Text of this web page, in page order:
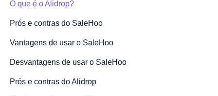
O que é o Alidrop?
Prós e contras do SaleHoo
Vantagens de usar o SaleHoo
Desvantagens de usar o SaleHoo
Prós e contras do Alidrop